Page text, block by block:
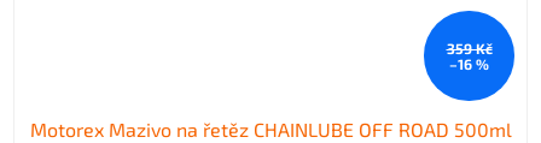
359 Kč
–16 %
Motorex Mazivo na řetěz CHAINLUBE OFF ROAD 500ml